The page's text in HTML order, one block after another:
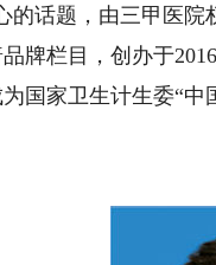
话题，由三甲医院
牌栏目，创办于
国家卫生计生委“